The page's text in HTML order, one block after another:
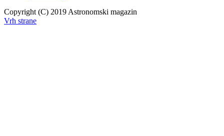
Copyright (C) 2019 Astronomski magazin
Vrh strane